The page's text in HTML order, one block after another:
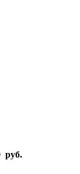
руб.